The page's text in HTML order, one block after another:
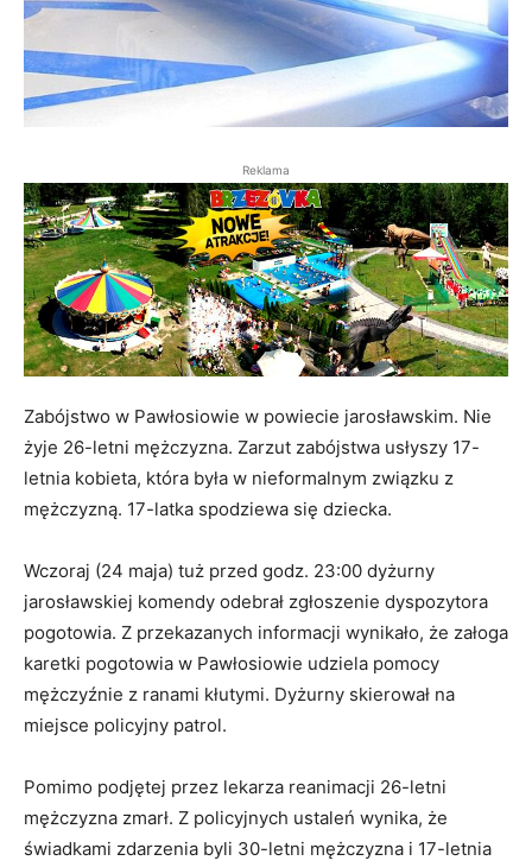
Reklama
Zabójstwo w Pawłosiowie w powiecie jarosławskim. Nie
żyje 26-letni mężczyzna. Zarzut zabójstwa usłyszy 17-
letnia kobieta, która była w nieformalnym związku z
mężczyzną. 17-latka spodziewa się dziecka.
Wczoraj (24 maja) tuż przed godz. 23:00 dyżurny
jarosławskiej komendy odebrał zgłoszenie dyspozytora
pogotowia. Z przekazanych informacji wynikało, że załoga
karetki pogotowia w Pawłosiowie udziela pomocy
mężczyźnie z ranami kłutymi. Dyżurny skierował na
miejsce policyjny patrol.
Pomimo podjętej przez lekarza reanimacji 26-letni
mężczyzna zmarł. Z policyjnych ustaleń wynika, że
świadkami zdarzenia byli 30-letni mężczyzna i 17-letnia